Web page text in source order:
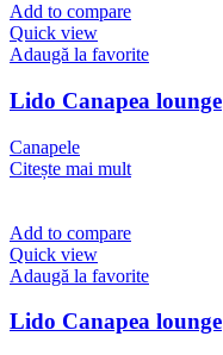
Add to compare
Quick view
Adaugă la favorite
Lido Canapea lounge
Canapele
Citește mai mult
Add to compare
Quick view
Adaugă la favorite
Lido Canapea lounge